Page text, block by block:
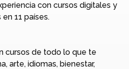
con cursos digitales y
11 países.
cursos de todo lo que te
arte, idiomas, bienestar,